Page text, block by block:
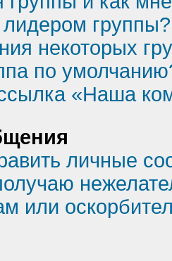
лидером группы?
некоторых
по
«Наша
личные
или